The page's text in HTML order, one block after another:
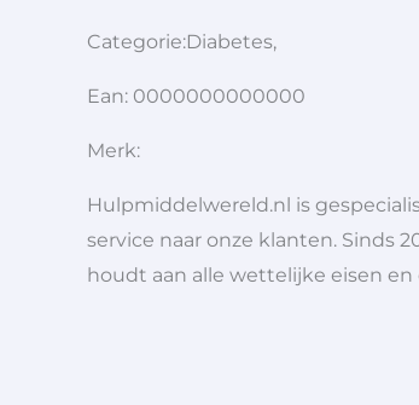
Categorie:Diabetes,
Ean: 0000000000000
Merk:
Hulpmiddelwereld.nl is
service naar onze klanten. Sinds
houdt aan alle wettelijke eisen